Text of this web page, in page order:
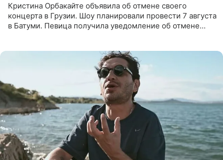
Кристина Орбакайте объявила об отмене своего
концерта в Грузии. Шоу планировали провести 7 августа
в Батуми. Певица получила уведомление об отмене